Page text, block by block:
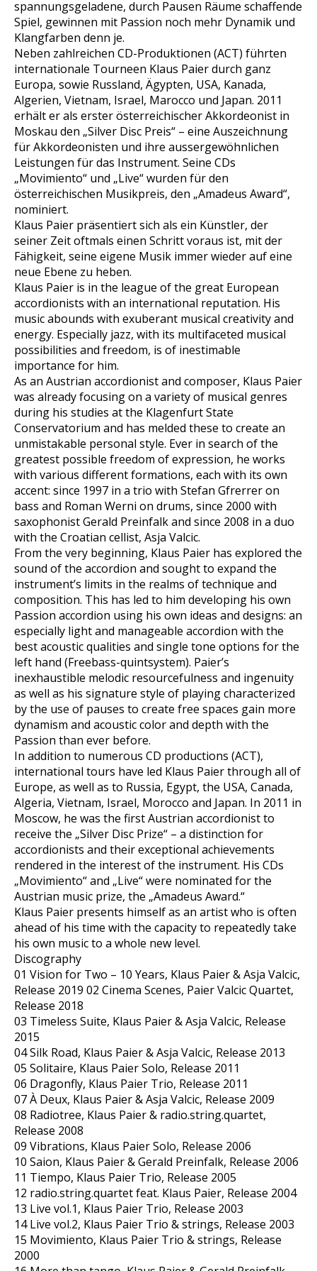
spannungsgeladene, durch Pausen Räume schaffende
Spiel, gewinnen mit Passion noch mehr Dynamik und
Klangfarben denn je.
Neben zahlreichen CD-Produktionen (ACT) führten
internationale Tourneen Klaus Paier durch ganz
Europa, sowie Russland, Ägypten, USA, Kanada,
Algerien, Vietnam, Israel, Marocco und Japan. 2011
erhält er als erster österreichischer Akkordeonist in
Moskau den „Silver Disc Preis“ – eine Auszeichnung
für Akkordeonisten und ihre aussergewöhnlichen
Leistungen für das Instrument. Seine CDs
„Movimiento“ und „Live“ wurden für den
österreichischen Musikpreis, den „Amadeus Award“,
nominiert.
Klaus Paier präsentiert sich als ein Künstler, der
seiner Zeit oftmals einen Schritt voraus ist, mit der
Fähigkeit, seine eigene Musik immer wieder auf eine
neue Ebene zu heben.
Klaus Paier is in the league of the great European
accordionists with an international reputation. His
music abounds with exuberant musical creativity and
energy. Especially jazz, with its multifaceted musical
possibilities and freedom, is of inestimable
importance for him.
As an Austrian accordionist and composer, Klaus Paier
was already focusing on a variety of musical genres
during his studies at the Klagenfurt State
Conservatorium and has melded these to create an
unmistakable personal style. Ever in search of the
greatest possible freedom of expression, he works
with various different formations, each with its own
accent: since 1997 in a trio with Stefan Gfrerrer on
bass and Roman Werni on drums, since 2000 with
saxophonist Gerald Preinfalk and since 2008 in a duo
with the Croatian cellist, Asja Valcic.
From the very beginning, Klaus Paier has explored the
sound of the accordion and sought to expand the
instrument’s limits in the realms of technique and
composition. This has led to him developing his own
Passion accordion using his own ideas and designs: an
especially light and manageable accordion with the
best acoustic qualities and single tone options for the
left hand (Freebass-quintsystem). Paier’s
inexhaustible melodic resourcefulness and ingenuity
as well as his signature style of playing characterized
by the use of pauses to create free spaces gain more
dynamism and acoustic color and depth with the
Passion than ever before.
In addition to numerous CD productions (ACT),
international tours have led Klaus Paier through all of
Europe, as well as to Russia, Egypt, the USA, Canada,
Algeria, Vietnam, Israel, Morocco and Japan. In 2011 in
Moscow, he was the first Austrian accordionist to
receive the „Silver Disc Prize“ – a distinction for
accordionists and their exceptional achievements
rendered in the interest of the instrument. His CDs
„Movimiento“ and „Live“ were nominated for the
Austrian music prize, the „Amadeus Award.“
Klaus Paier presents himself as an artist who is often
ahead of his time with the capacity to repeatedly take
his own music to a whole new level.
Discography
01 Vision for Two – 10 Years, Klaus Paier & Asja Valcic,
Release 2019 02 Cinema Scenes, Paier Valcic Quartet,
Release 2018
03 Timeless Suite, Klaus Paier & Asja Valcic, Release
2015
04 Silk Road, Klaus Paier & Asja Valcic, Release 2013
05 Solitaire, Klaus Paier Solo, Release 2011
06 Dragonfly, Klaus Paier Trio, Release 2011
07 À Deux, Klaus Paier & Asja Valcic, Release 2009
08 Radiotree, Klaus Paier & radio.string.quartet,
Release 2008
09 Vibrations, Klaus Paier Solo, Release 2006
10 Saion, Klaus Paier & Gerald Preinfalk, Release 2006
11 Tiempo, Klaus Paier Trio, Release 2005
12 radio.string.quartet feat. Klaus Paier, Release 2004
13 Live vol.1, Klaus Paier Trio, Release 2003
14 Live vol.2, Klaus Paier Trio & strings, Release 2003
15 Movimiento, Klaus Paier Trio & strings, Release
2000